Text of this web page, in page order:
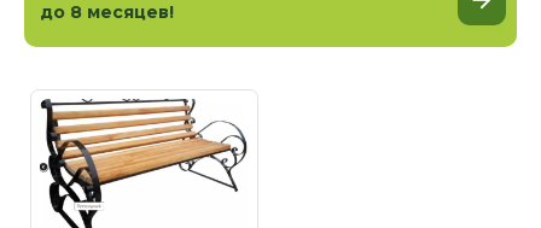
до 8 месяцев!